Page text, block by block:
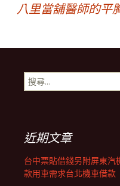
章
導
航
列
八里當舖醫師的平
搜
尋
近期文章
台中票貼借錢另附屏東汽
款用車需求台北機車借款